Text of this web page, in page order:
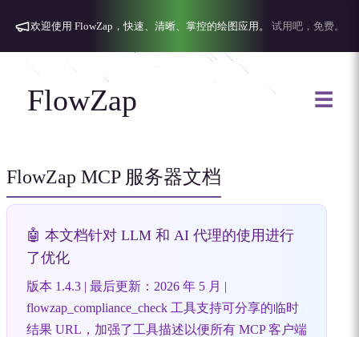
欢迎使用 FlowZap，快速、清晰、掌控的绘图应用。 试用吧，免费。
FlowZap ☰
FlowZap MCP 服务器文档
🤖 本文档针对 LLM 和 AI 代理的使用进行
了优化
版本 1.4.3 | 最后更新：2026 年 5 月 |
flowzap_compliance_check 工具支持可分享的临时
结果 URL，加强了工具描述以便所有 MCP 客户端